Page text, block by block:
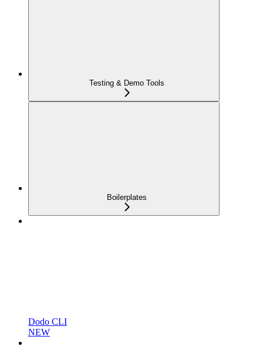
Testing & Demo Tools
Boilerplates
Dodo CLI
NEW